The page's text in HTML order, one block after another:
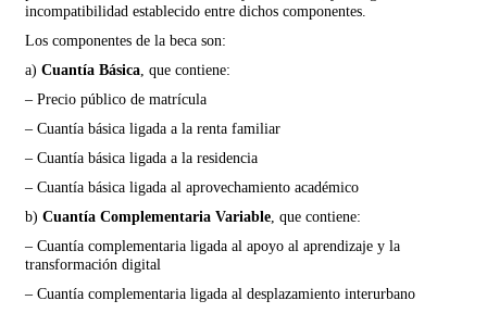
incompatibilidad establecido entre dichos componentes.
Los componentes de la beca son:
a) Cuantía Básica , que contiene:
– Precio público de matrícula
– Cuantía básica ligada a la renta familiar
– Cuantía básica ligada a la residencia
– Cuantía básica ligada al aprovechamiento académico
b) Cuantía Complementaria Variable , que contiene:
– Cuantía complementaria ligada al apoyo al aprendizaje y la
transformación digital
– Cuantía complementaria ligada al desplazamiento interurbano